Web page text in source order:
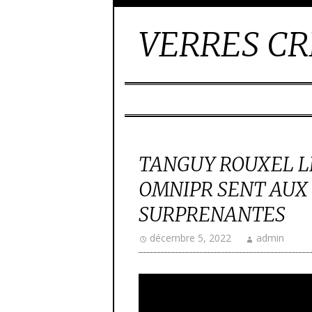
VERRES
TANGUY ROUXEL
OMNIPR SENT
SURPRENANTES
décembre 5, 2022 admin